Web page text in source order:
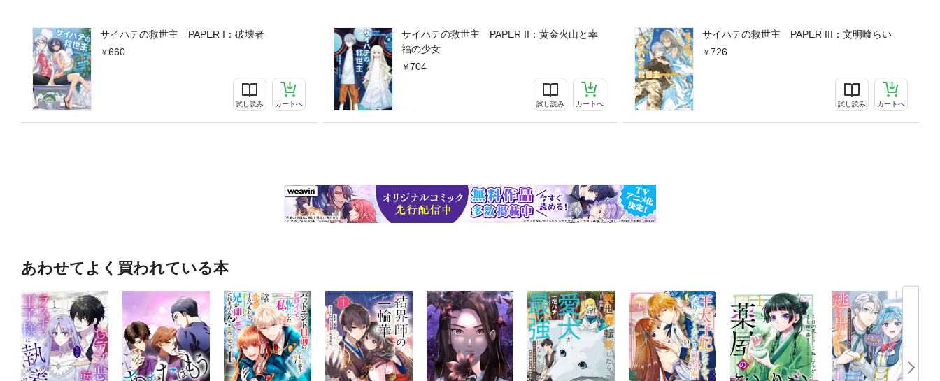
サイハテの救世主 PAPER I：破壊者
660
試し読み カートへ
サイハテの救世主 PAPER II：黄金火山と幸
福の少女
704
試し読み カートへ
サイハテの救世主 PAPER III：文明喰らい
726
試し読み カートへ
あわせてよく買われている本